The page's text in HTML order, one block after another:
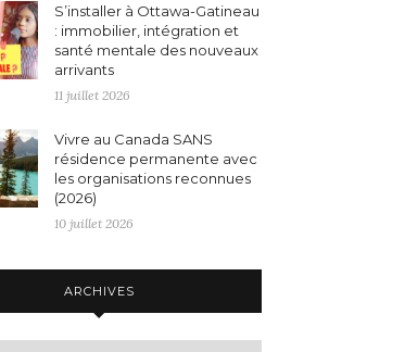
S’installer à Ottawa-Gatineau
: immobilier, intégration et
santé mentale des nouveaux
arrivants
11 juillet 2026
Vivre au Canada SANS
résidence permanente avec
les organisations reconnues
(2026)
10 juillet 2026
ARCHIVES